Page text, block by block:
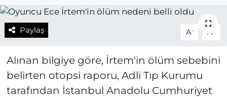
Paylaş A- A +
Alınan bilgiye göre, İrtem'in ölüm sebebini
belirten otopsi raporu, Adli Tıp Kurumu
tarafından İstanbul Anadolu Cumhuriyet